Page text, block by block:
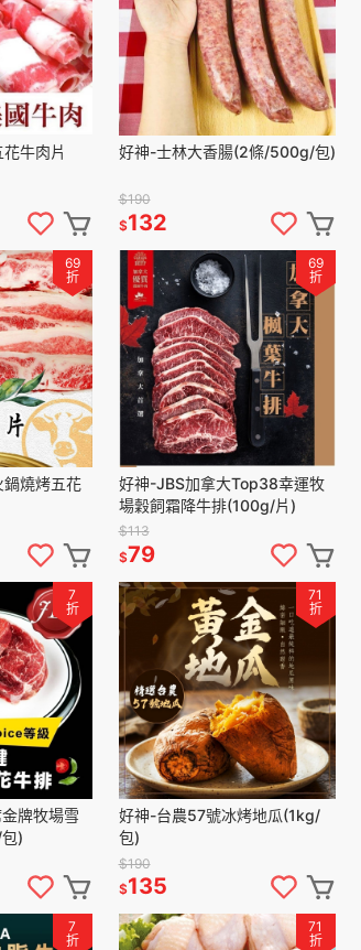
牛肉片
好神-士林大香腸(2條/500g/包)
$190
$132
69
折
燒烤五花
69
折
好神-JBS加拿大Top38幸運牧
場穀飼霜降牛排(100g/片)
$113
$79
7
折
牌牧場雪
)
71
折
好神-台農57號冰烤地瓜(1kg/
包)
$190
$135
7
折
71
折